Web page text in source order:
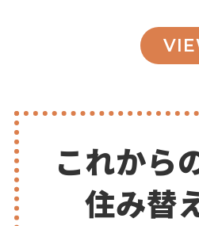
これから
住み替